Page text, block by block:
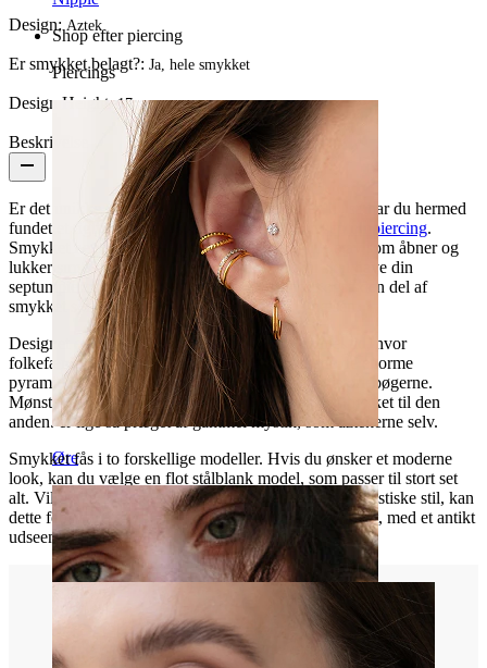
Shop efter piercing
Piercings
Øre
Design:Aztek
Er smykket belagt?: Ja, hele smykket
Design Height:17 mm
Beskrivelse
Er det unikke og særprægede smykker du kan li', så har du hermed
fundet et rigtig flot og lækkert smykke, til din
septumpiercing.
Smykket her er en septumclicker, hvor den lille stav som åbner og
lukker smykket, blot klikkes op eller i, når du skal have din
septumpiercing af eller på. Staven er samtidig også den del af
smykket som går gennem selve piercingen i næsen.
Designet er enkelt og er hentet fra en ældgammel tid, hvor
folkefærdet aztekerne, byggede og udsmykkede de enorme
pyramider, som de fleste af os har hørt om fra historiebøgerne.
Mønsteret som strækker sig fra den ene ende af smykket til den
anden. er lige så præget af gammel mystik, som aztekerne selv.
Smykket fås i to forskellige modeller. Hvis du ønsker et moderne
look, kan du vælge en flot stålblank model, som passer til stort set
alt. Vil du derimod hellere holde den gamle og lidt mystiske stil, kan
dette fede smykke, også fås i en flot guldfarvet variant, med et antikt
udseende som passer perfekt til resten af temaet.